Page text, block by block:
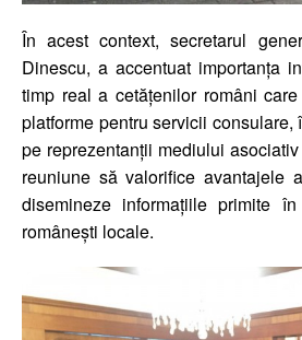
În acest context, secretarul
Dinescu, a accentuat importanța
timp real a cetățenilor români
platforme pentru servicii consulare,
pe reprezentanții mediului
reuniune să valorifice avantajele
disemineze informațiile primite
românești locale.